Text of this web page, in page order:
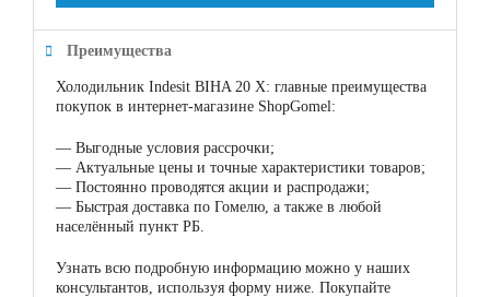
Преимущества
Холодильник Indesit BIHA 20 X: главные преимущества
покупок в интернет-магазине ShopGomel:
— Выгодные условия рассрочки;
— Актуальные цены и точные характеристики товаров;
— Постоянно проводятся акции и распродажи;
— Быстрая доставка по Гомелю, а также в любой
населённый пункт РБ.
Узнать всю подробную информацию можно у наших
консультантов, используя форму ниже. Покупайте